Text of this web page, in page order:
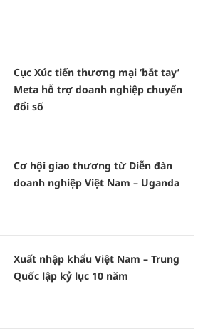
Cục Xúc tiến thương mại ‘bắt tay’
Meta hỗ trợ doanh nghiệp chuyển
đổi số
Cơ hội giao thương từ Diễn đàn
doanh nghiệp Việt Nam – Uganda
Xuất nhập khẩu Việt Nam – Trung
Quốc lập kỷ lục 10 năm